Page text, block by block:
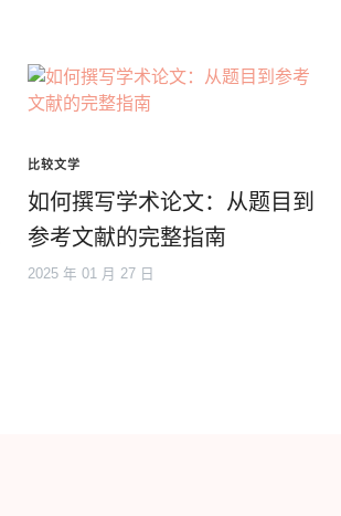
比较文学
如何撰写学术论文：从题目到
参考文献的完整指南
2025 年 01 月 27 日